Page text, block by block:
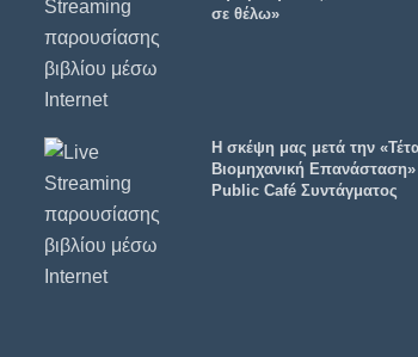
σε θέλω»
Η σκέψη μας μετά την
Βιομηχανική Επανάσταση»
Public Café Συντάγματος